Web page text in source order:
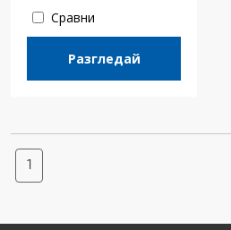
Сравни
Разгледай
1